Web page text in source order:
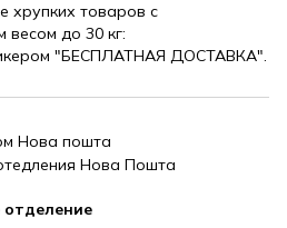
хрупких товаров с
до 30 кг:
"БЕСПЛАТНАЯ ДОСТАВКА".
отделение